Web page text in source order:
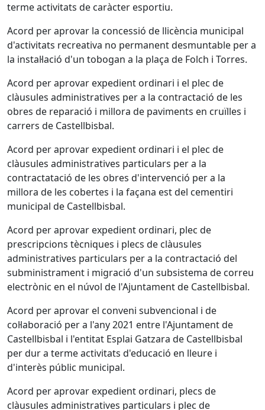
terme activitats de caràcter esportiu.
Acord per aprovar la concessió de llicència municipal
d'activitats recreativa no permanent desmuntable per a
la instal·lació d'un tobogan a la plaça de Folch i Torres.
Acord per aprovar expedient ordinari i el plec de
clàusules administratives per a la contractació de les
obres de reparació i millora de paviments en cruïlles i
carrers de Castellbisbal.
Acord per aprovar expedient ordinari i el plec de
clàusules administratives particulars per a la
contractatació de les obres d'intervenció per a la
millora de les cobertes i la façana est del cementiri
municipal de Castellbisbal.
Acord per aprovar expedient ordinari, plec de
prescripcions tècniques i plecs de clàusules
administratives particulars per a la contractació del
subministrament i migració d'un subsistema de correu
electrònic en el núvol de l'Ajuntament de Castellbisbal.
Acord per aprovar el conveni subvencional i de
col·laboració per a l'any 2021 entre l'Ajuntament de
Castellbisbal i l'entitat Esplai Gatzara de Castellbisbal
per dur a terme activitats d'educació en lleure i
d'interès públic municipal.
Acord per aprovar expedient ordinari, plecs de
clàusules administratives particulars i plec de